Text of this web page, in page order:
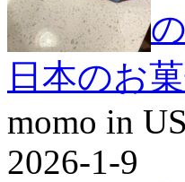
トレジョ
日本のお
momo in
2026-1-9